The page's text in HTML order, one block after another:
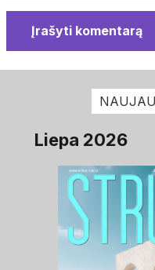
Įrašyti komentarą
Liepa 2026